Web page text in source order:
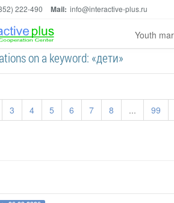
222-490 Mail: info@interactive-plus.ru
Youth
on a keyword: «дети»
3 4 5 6 7 8 ... 99